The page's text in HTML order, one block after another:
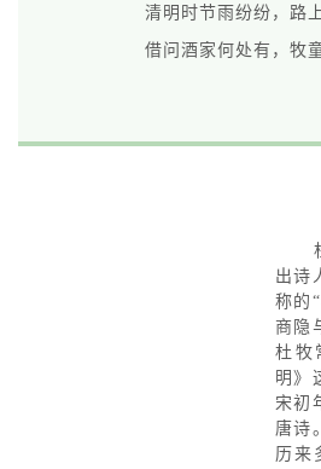
清明时节雨纷纷，路
借问酒家何处有，牧
出诗
称的
商隐
杜牧
明》
宋初
唐诗
历来